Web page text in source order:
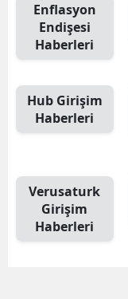
Enflasyon
Endişesi
Haberleri
Hub Girişim
Haberleri
Verusaturk
Girişim
Haberleri